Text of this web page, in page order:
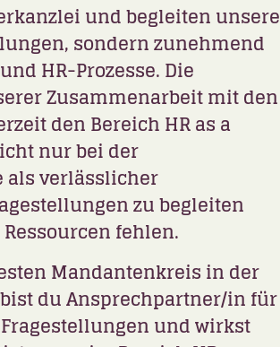
und begleiten unsere
sondern zunehmend
HR-Prozesse. Die
Zusammenarbeit mit den
den BereichHR as a
nur bei der
als verlässlicher
zu begleiten
fehlen.
Mandantenkreis in der
du Ansprechpartner/in für
und wirkst